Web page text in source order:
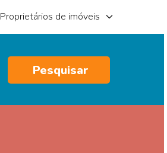
Proprietários de imóveis
Pesquisar